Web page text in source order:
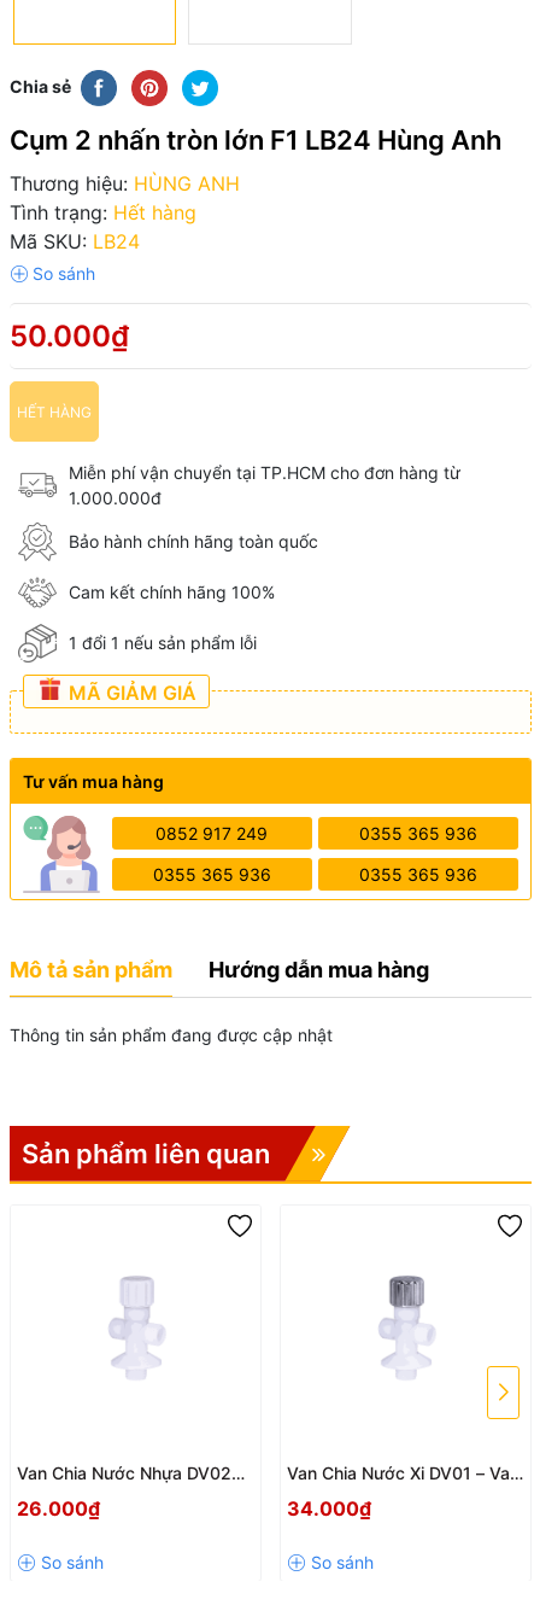
Chia sẻ
Cụm 2 nhấn tròn lớn F1 LB24 Hùng Anh
Thương hiệu: HÙNG ANH
Tình trạng: Hết hàng
Mã SKU: LB24
50.000₫
HẾT HÀNG
Miễn phí vận chuyển tại TP.HCM cho đơn hàng từ
1.000.000đ
Bảo hành chính hãng toàn quốc
Cam kết chính hãng 100%
1 đổi 1 nếu sản phẩm lỗi
MÃ GIẢM GIÁ
Tư vấn mua hàng
0852 917 249 0355 365 936
0355 365 936 0355 365 936
Mô tả sản phẩm Hướng dẫn mua hàng
Thông tin sản phẩm đang được cập nhật
Sản phẩm liên quan
Van Chia Nước Nhựa DV02
Chia 2 Đường Nước Tiện Lợi
26.000₫
Van Chia Nước Xi DV01 – Van
Lợi Cho Bồn Cầu Và Vòi Xịt
34.000₫